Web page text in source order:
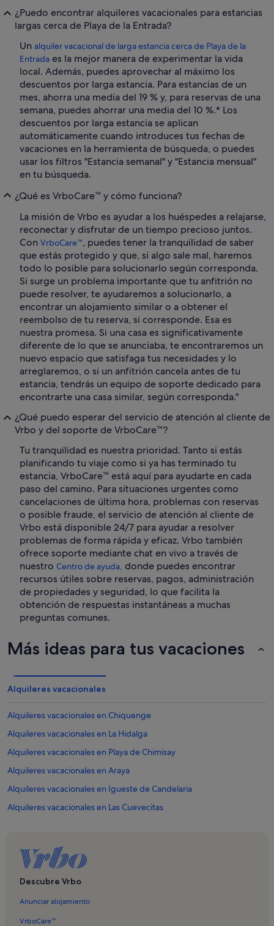
¿Puedo encontrar alquileres vacacionales para estancias
largas cerca de Playa de la Entrada?
Un alquiler vacacional de larga estancia cerca de Playa de la
Entrada es la mejor manera de experimentar la vida
local. Además, puedes aprovechar al máximo los
descuentos por larga estancia. Para estancias de un
mes, ahorra una media del 19 % y, para reservas de una
semana, puedes ahorrar una media del 10 %.* Los
descuentos por larga estancia se aplican
automáticamente cuando introduces tus fechas de
vacaciones en la herramienta de búsqueda, o puedes
usar los filtros "Estancia semanal" y "Estancia mensual"
en tu búsqueda.
¿Qué es VrboCare™ y cómo funciona?
La misión de Vrbo es ayudar a los huéspedes a relajarse,
reconectar y disfrutar de un tiempo precioso juntos.
Con VrboCare™, puedes tener la tranquilidad de saber
que estás protegido y que, si algo sale mal, haremos
todo lo posible para solucionarlo según corresponda.
Si surge un problema importante que tu anfitrión no
puede resolver, te ayudaremos a solucionarlo, a
encontrar un alojamiento similar o a obtener el
reembolso de tu reserva, si corresponde. Esa es
nuestra promesa. Si una casa es significativamente
diferente de lo que se anunciaba, te encontraremos un
nuevo espacio que satisfaga tus necesidades y lo
arreglaremos, o si un anfitrión cancela antes de tu
estancia, tendrás un equipo de soporte dedicado para
encontrarte una casa similar, según corresponda."
¿Qué puedo esperar del servicio de atención al cliente de
Vrbo y del soporte de VrboCare™?
Tu tranquilidad es nuestra prioridad. Tanto si estás
planificando tu viaje como si ya has terminado tu
estancia, VrboCare™ está aquí para ayudarte en cada
paso del camino. Para situaciones urgentes como
cancelaciones de última hora, problemas con reservas
o posible fraude, el servicio de atención al cliente de
Vrbo está disponible 24/7 para ayudar a resolver
problemas de forma rápida y eficaz. Vrbo también
ofrece soporte mediante chat en vivo a través de
nuestro Centro de ayuda, donde puedes encontrar
recursos útiles sobre reservas, pagos, administración
de propiedades y seguridad, lo que facilita la
obtención de respuestas instantáneas a muchas
preguntas comunes.
Más ideas para tus vacaciones
Alquileres vacacionales
Alquileres vacacionales en Chiquenge
Alquileres vacacionales en La Hidalga
Alquileres vacacionales en Playa de Chimisay
Alquileres vacacionales en Araya
Alquileres vacacionales en Igueste de Candelaria
Alquileres vacacionales en Las Cuevecitas
Alquileres vacacionales en Playa de la Viuda
Alquileres vacacionales en Playa de Samarines
Alquileres vacacionales en Playa del Pozo
Alquileres vacacionales en Playa del Cabezo
Alquileres vacacionales en Playa La Charcada
Descubre Vrbo
Anunciar alojamiento
VrboCare™